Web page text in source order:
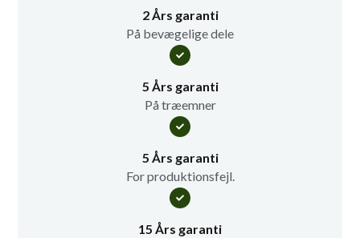
2 Års garanti
På bevægelige dele
5 Års garanti
På træemner
5 Års garanti
For produktionsfejl.
15 Års garanti